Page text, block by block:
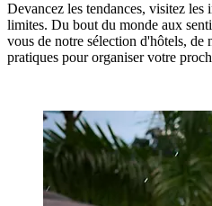
Devancez les tendances, visitez les
limites. Du bout du monde aux
vous de notre sélection d'hôtels, de
pratiques pour organiser votre